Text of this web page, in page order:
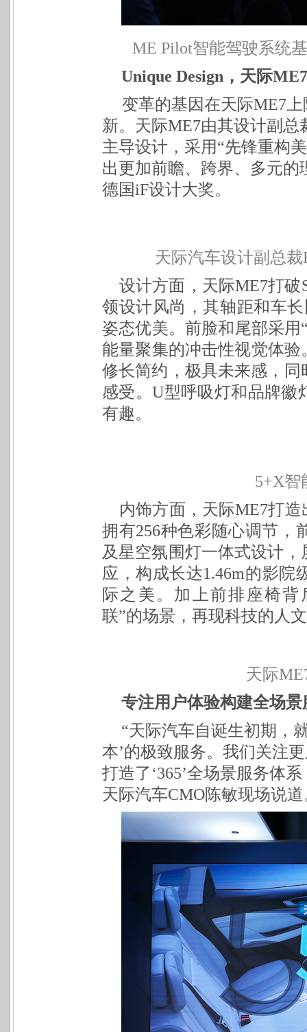
ME Pilot智能驾驶系统
Unique Design ，天际
变革的基因在天际ME7
新。天际ME7由其设计副总
主导设计， 采用“先锋重构
出更加前瞻、跨界、多元
德国iF设计大奖。
天际汽车设计副总裁
设计方面，天际ME7打破
领设计风尚 ，其轴距和车
姿态优美。前脸和尾部采
能量聚集的冲击性视觉体
修长简约，极具未来感，
感受。U型呼吸灯和品牌徽
有趣。
5+X智
内饰方面，天际ME7打
拥有256种色彩随心调节，
及星空氛围灯一体式设计
应，构成长达1.46m的影
际之美。加上前排座椅
联”的场景，再现科技的人
天际
专注用户体验构建全场
“天际汽车自诞生初期，
本’的极致服务。我们关注
打造了‘365’全场景服务体
天际汽车CMO陈敏现场说